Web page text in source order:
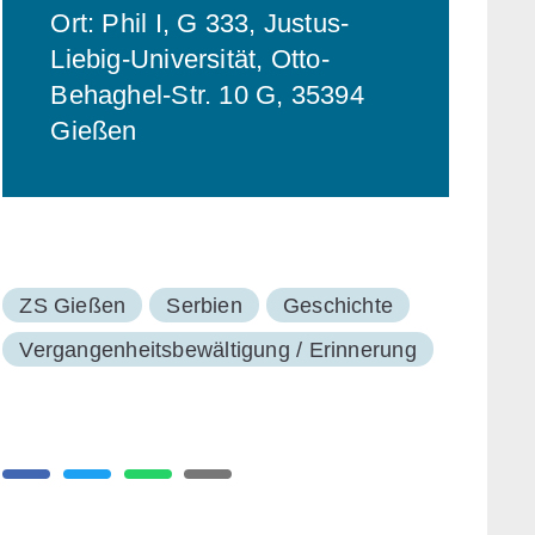
Ort: Phil I, G 333, Justus-
Liebig-Universität, Otto-
Behaghel-Str. 10 G, 35394
Gießen
ZS Gießen Serbien
Geschichte
Vergangenheitsbewältigung / Erinnerung